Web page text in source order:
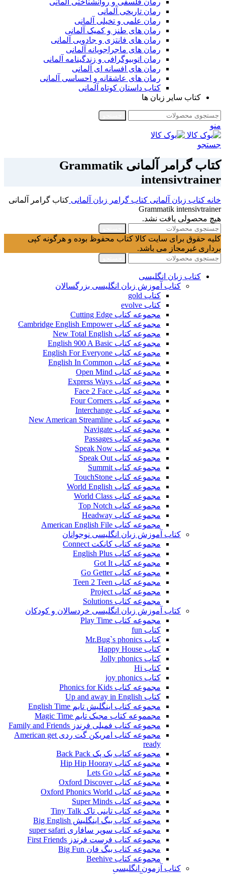
رمان فلسفی و روانشناختی آلمانی
رمان تاریخی آلمانی
رمان علمی و تخیلی آلمانی
رمان های طنز و کمیک آلمانی
رمان های فانتزی و جادویی آلمانی
رمان های ماجراجویانه آلمانی
رمان اتوبیوگرافی و زندگینامه آلمانی
رمان های افسانه ای آلمانی
رمان های عاشقانه و احساسی آلمانی
کتاب داستان کوتاه آلمانی
کتاب سایر زبان ها
منو
جستجو
کتاب گرامر آلمانی Grammatik
intensivtrainer
خانه کتاب زبان آلمانی کتاب گرامر زبان آلمانی کتاب گرامر آلمانی
Grammatik intensivtrainer
هیچ محصولی یافت نشد.
کلیه حقوق برای سایت کالا کتاب محفوظ بوده و هرگونه کپی
برداری غیرمجاز می باشد.
کتاب زبان انگلیسی
کتاب آموزش زبان انگلیسی بزرگسالان
کتاب gold
کتاب evolve
مجموعه کتاب Cutting Edge
مجموعه کتاب Cambridge English Empower
مجموعه کتاب New Total English
مجموعه کتاب English 900 A Basic
مجموعه کتاب English For Everyone
مجموعه کتاب English In Common
مجموعه کتاب Open Mind
مجموعه کتاب Express Ways
مجموعه کتاب Face 2 Face
مجموعه کتاب Four Corners
مجموعه کتاب Interchange
مجموعه کتاب New American Streamline
مجموعه کتاب Navigate
مجموعه کتاب Passages
مجموعه کتاب Speak Now
مجموعه کتاب Speak Out
مجموعه کتاب Summit
مجموعه کتاب TouchStone
مجموعه کتاب World English
مجموعه کتاب World Class
مجموعه کتاب Top Notch
مجموعه کتاب Headway
مجموعه کتاب American English File
کتاب آموزش زبان انگلیسی نوجوانان
مجموعه کتاب کانکت Connect
مجموعه کتاب English Plus
مجموعه کتاب Got It
مجموعه کتاب Go Getter
مجموعه کتاب Teen 2 Teen
مجموعه کتاب Project
مجموعه کتاب Solutions
کتاب آموزش زبان انگلیسی خردسالان و کودکان
مجموعه کتاب Play Time
کتاب fun
کتاب Mr.Bug`s phonics
کتاب Happy House
کتاب Jolly phonics
کتاب Hi
کتاب joy phonics
مجموعه کتاب Phonics for Kids
کتاب Up and away in English
مجموعه کتاب اینگلیش تایم English Time
مجمموعه کتاب مجیک تایم Magic Time
مجموعه کتاب فمیلی فرندز Family and Friends
مجموعه کتاب امریکن گت ردی American get
ready
مجموعه کتاب بک پک Back Pack
مجموعه کتاب Hip Hip Hooray
مجموعه کتاب Lets Go
مجموعه کتاب Oxford Discover
مجموعه کتاب Oxford Phonics World
مجموعه کتاب Super Minds
مجموعه کتاب تاینی تاک Tiny Talk
مجموعه کتاب بیگ اینگلیش Big English
مجموعه کتاب سوپر سافاری super safari
مجموعه کتاب فرست فرندز First Friends
مجموعه کتاب بیگ فان Big Fun
مجموعه کتاب Beehive
کتاب آزمون انگلیسی